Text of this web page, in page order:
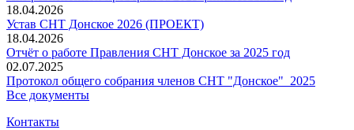
18.04.2026
Устав СНТ Донское 2026 (ПРОЕКТ)
18.04.2026
Отчёт о работе Правления СНТ Донское за 2025 год
02.07.2025
Протокол общего собрания членов СНТ "Донское"_2025
Все документы
Контакты